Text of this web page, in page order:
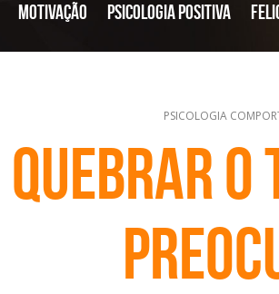
Motivação Psicologia Positiva
PSICOLOGIA
quebrar